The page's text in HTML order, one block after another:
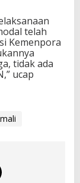
telah
Kemenpora
tidak ada
ucap